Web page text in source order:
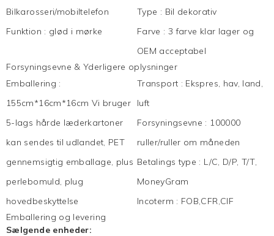
Bilkarosseri/mobiltelefon
Type : Bil dekorativ
Funktion : glød i mørke Farve : 3 farve klar lager og
OEM acceptabel
Forsyningsevne & Yderligere oplysninger
Emballering :
155cm*16cm*16cm Vi bruger
5-lags hårde læderkartoner
kan sendes til udlandet, PET
gennemsigtig emballage, plus
perlebomuld, plug
hovedbeskyttelse
Transport : Ekspres, hav, land,
luft
Forsyningsevne : 100000
ruller/ruller om måneden
Betalings type : L/C, D/P, T/T,
MoneyGram
Incoterm : FOB,CFR,CIF
Emballering og levering
Sælgende enheder: